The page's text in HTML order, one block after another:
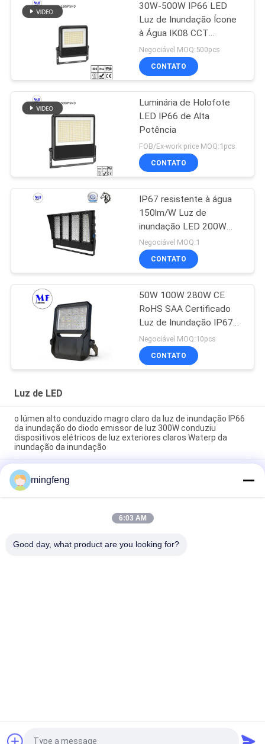
30W-500W IP66 LED
Luz de Inundação Ícone
à Água IK08 CCT
Dimming de Potência
Para Exterior Interior
Negociável MOQ:500pcs
CONTATO
Luminária de Holofote
LED IP66 de Alta
Potência
FOB/Ex-work price MOQ:1pcs
CONTATO
IP67 resistente à água
150lm/W Luz de
inundação LED 200W
300W 500W Para
campos de desporto e
quadra de ténis
Negociável MOQ:1
CONTATO
50W 100W 280W CE
RoHS SAA Certificado
Luz de Inundação IP67
Projeto LED à prova
d'água
Negociável MOQ:10pcs
CONTATO
Luz de LED
o lúmen alto conduzido magro claro da luz de inundação IP66
da inundação do diodo emissor de luz 300W conduziu
dispositivos elétricos de luz exteriores claros Waterp da
inundação da inundação
Estradas e estradas altas da luz de inundação IP66 do mastro
do poder superior 400W
emergência 120° ângulo de luz
Categorias populares
mingfeng
6:03 AM
Good day, what product are you looking for?